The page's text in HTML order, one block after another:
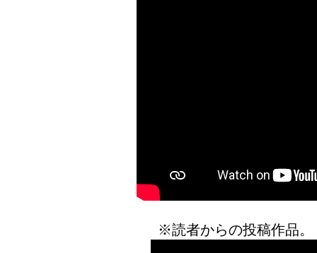
※読者からの投稿作品